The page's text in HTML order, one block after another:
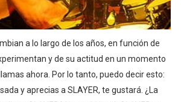
a lo largo de los años, en función de
y de su actitud en un momento
ahora. Por lo tanto, puedo decir esto:
y aprecias a SLAYER, te gustará. ¿La